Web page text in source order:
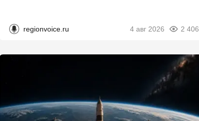
regionvoice.ru 4 авг 2026 2 406